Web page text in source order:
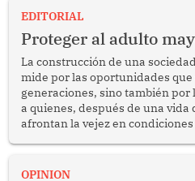
EDITORIAL
Proteger al adulto
La construcción de una
mide por las oportunidades que
generaciones, sino también por
a quienes, después de una vida
afrontan la vejez en
bimestrales el subsidio que
OPINION